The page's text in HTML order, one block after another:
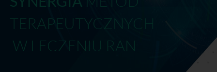
TERAPEUTYCZNYCH
W LECZENIU RAN